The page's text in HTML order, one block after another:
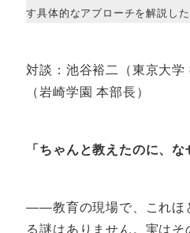
す具体的なアプローチを解説した
対談：池谷裕二（東京大
（岩崎学園 本部長）
「ちゃんと教えたのに、な
――教育の現場で、これほ
る謎はありません。実はそ